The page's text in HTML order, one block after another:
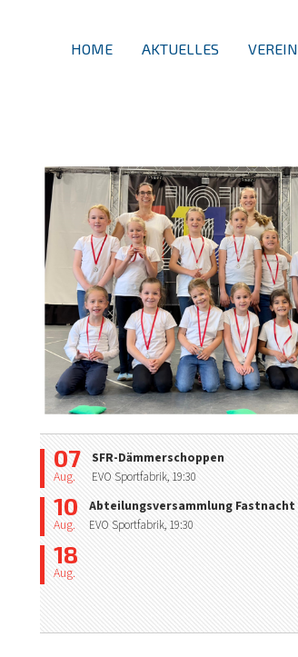
HOME AKTUELLES VEREIN
07
Aug.
SFR-Dämmerschoppen
EVO Sportfabrik, 19:30
10
Aug.
Abteilungsversammlung Fastnacht
EVO Sportfabrik, 19:30
18
Aug.